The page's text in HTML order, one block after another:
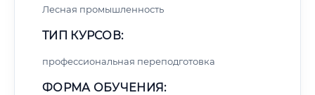
Лесная промышленность
ТИП КУРСОВ:
профессиональная переподготовка
ФОРМА ОБУЧЕНИЯ: